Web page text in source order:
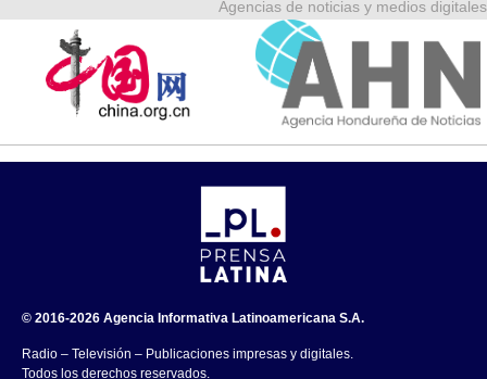
Agencias de noticias y medios digitales
© 2016-2026 Agencia Informativa Latinoamericana S.A.
Radio – Televisión – Publicaciones impresas y digitales.
Todos los derechos reservados.